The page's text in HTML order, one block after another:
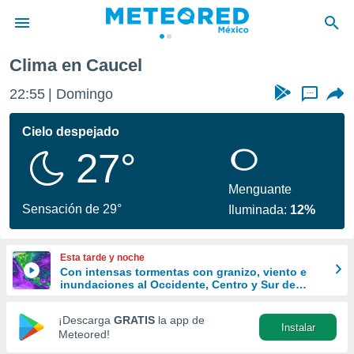
de
ha sido
calidad.
a este
las
y
forma
digital
basada
Clima en Caucel
22:55 Domingo ...
Cielo despejado
27°
Sensación de 29°
Menguante
Iluminada: 12%
Esta tarde y noche
Con intensas tormentas con granizo, viento e
inundaciones al Occidente, Centro y Sur de
¡Descarga GRATIS la app de
Meteored!
Instalar